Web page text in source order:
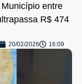
entre
R$ 474
20/02/2026 16:09